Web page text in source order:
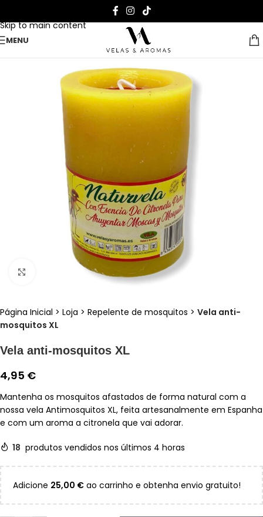
Skip to main content
MENU
Clique para ampliar
Página Inicial > Loja > Repelente de mosquitos > Vela anti-
mosquitos XL
Vela anti-mosquitos XL
4,95 €
Mantenha os mosquitos afastados de forma natural com a
nossa vela Antimosquitos XL, feita artesanalmente em Espanha
e com um aroma a citronela que vai adorar.
18 produtos vendidos nos últimos 4 horas
Adicione 25,00 € ao carrinho e obtenha envio gratuito!